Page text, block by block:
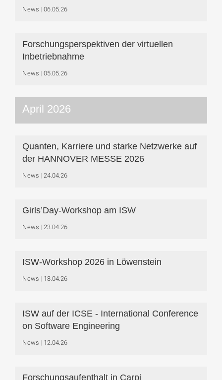
News 06.05.26
Forschungsperspektiven der virtuellen
Inbetriebnahme
News 05.05.26
April 2026
Quanten, Karriere und starke Netzwerke auf
der HANNOVER MESSE 2026
News 24.04.26
Girls’Day-Workshop am ISW
News 23.04.26
ISW-Workshop 2026 in Löwenstein
News 18.04.26
ISW auf der ICSE - International Conference
on Software Engineering
News 12.04.26
Forschungsaufenthalt in Carpi